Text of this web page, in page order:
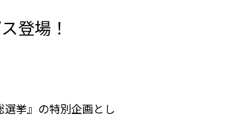
登場！
挙』の特別企画とし